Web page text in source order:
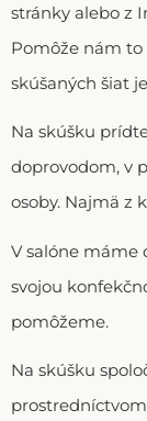
stránky alebo z
Pomôže nám to
skúšaných šiat
Na skúšku
doprovodom, v
osoby. Najmä z
V salóne máme
svojou
pomôžeme.
Na skúšku